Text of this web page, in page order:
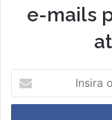
e-mails
seu